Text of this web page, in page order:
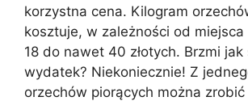
korzystna cena. Kilogram
kosztuje, w zależności od miejsca
18 do nawet 40 złotych. Brzmi jak
wydatek? Niekoniecznie! Z
orzechów piorących można